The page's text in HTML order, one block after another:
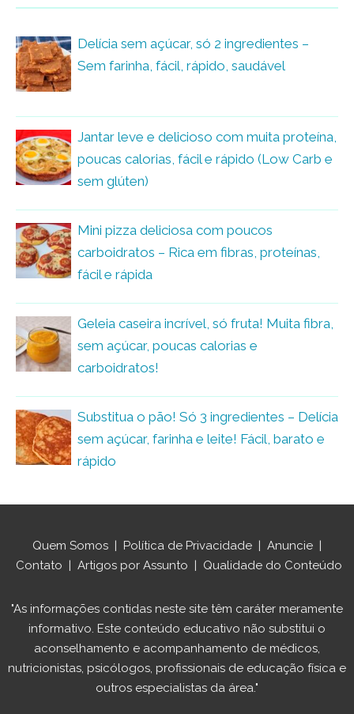
Delícia sem açúcar, só 2 ingredientes –
Sem farinha, fácil, rápido, saudável
Jantar leve e delicioso com muita proteína,
poucas calorias, fácil e rápido (Low Carb e
sem glúten)
Mini pizza deliciosa com poucos
carboidratos – Rica em fibras, proteínas,
fácil e rápida
Geleia caseira incrível, só fruta! Muita fibra,
sem açúcar, poucas calorias e
carboidratos!
Substitua o pão! Só 3 ingredientes – Delícia
sem açúcar, farinha e leite! Fácil, barato e
rápido
Quem Somos | Política de Privacidade | Anuncie |
Contato | Artigos por Assunto | Qualidade do Conteúdo
"As informações contidas neste site têm caráter meramente
informativo. Este conteúdo educativo não substitui o
aconselhamento e acompanhamento de médicos,
nutricionistas, psicólogos, profissionais de educação física e
outros especialistas da área."